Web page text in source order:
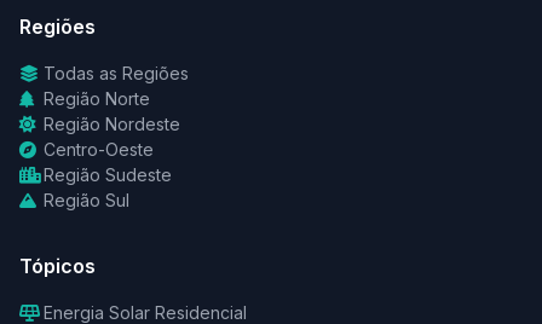
Regiões
Todas as Regiões
Região Norte
Região Nordeste
Centro-Oeste
Região Sudeste
Região Sul
Tópicos
Energia Solar Residencial